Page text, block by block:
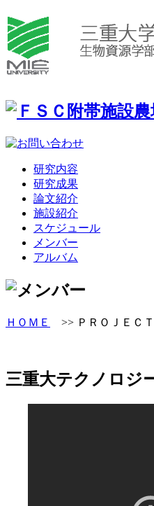
研究内容
研究成果
論文紹介
施設紹介
スケジュール
メンバー
アルバム
ＨＯＭＥ >> ＰＲＯＪＥＣＴ
三重大テクノロジ